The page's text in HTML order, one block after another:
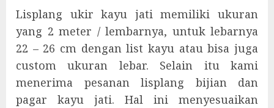
Lisplang ukir kayu jati memiliki ukuran
yang 2 meter / lembarnya, untuk lebarnya
22 – 26 cm dengan list kayu atau bisa juga
custom ukuran lebar. Selain itu kami
menerima pesanan lisplang bijian dan
pagar kayu jati. Hal ini menyesuaikan